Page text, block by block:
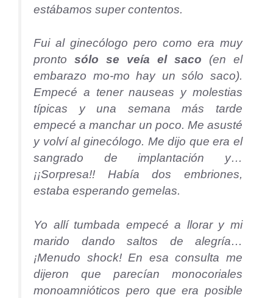
estábamos super contentos.
Fui al ginecólogo pero como era muy
pronto sólo se veía el saco (en el
embarazo mo-mo hay un sólo saco).
Empecé a tener nauseas y molestias
típicas y una semana más tarde
empecé a manchar un poco. Me asusté
y volví al ginecólogo. Me dijo que era el
sangrado de implantación y…
¡¡Sorpresa!! Había dos embriones,
estaba esperando gemelas.
Yo allí tumbada empecé a llorar y mi
marido dando saltos de alegría…
¡Menudo shock! En esa consulta me
dijeron que parecían monocoriales
monoamnióticos pero que era posible